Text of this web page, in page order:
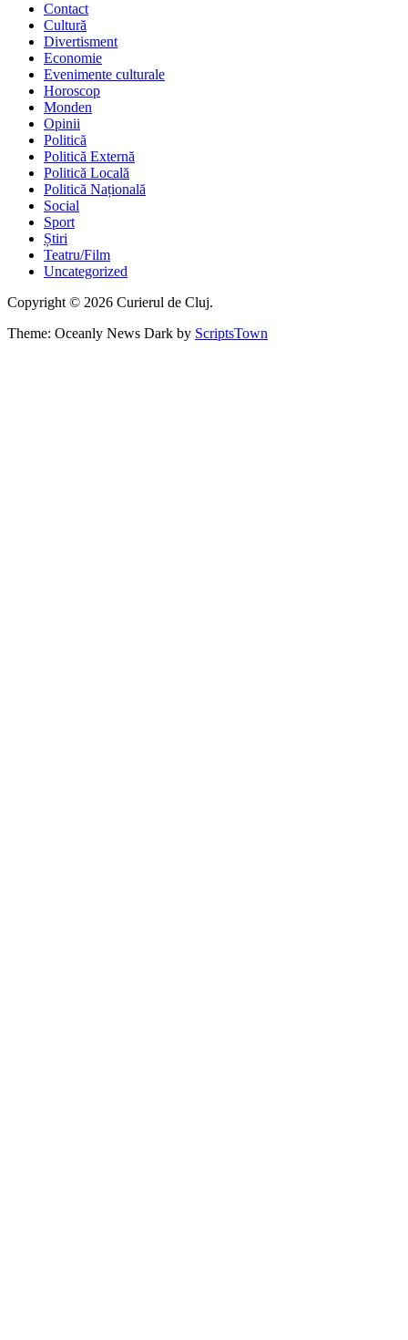
Contact
Cultură
Divertisment
Economie
Evenimente culturale
Horoscop
Monden
Opinii
Politică
Politică Externă
Politică Locală
Politică Națională
Social
Sport
Știri
Teatru/Film
Uncategorized
Copyright © 2026 Curierul de Cluj.
Theme: Oceanly News Dark by ScriptsTown